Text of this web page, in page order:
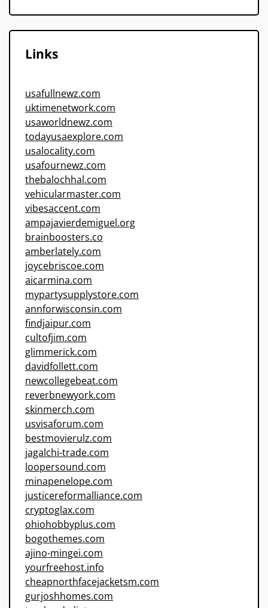
Links
usafullnewz.com
uktimenetwork.com
usaworldnewz.com
todayusaexplore.com
usalocality.com
usafournewz.com
thebalochhal.com
vehicularmaster.com
vibesaccent.com
ampajavierdemiguel.org
brainboosters.co
amberlately.com
joycebriscoe.com
aicarmina.com
mypartysupplystore.com
annforwisconsin.com
findjaipur.com
cultofjim.com
glimmerick.com
davidfollett.com
newcollegebeat.com
reverbnewyork.com
skinmerch.com
usvisaforum.com
bestmovierulz.com
jagalchi-trade.com
loopersound.com
minapenelope.com
justicereformalliance.com
cryptoglax.com
ohiohobbyplus.com
bogothemes.com
ajino-mingei.com
yourfreehost.info
cheapnorthfacejacketsm.com
gurjoshhomes.com